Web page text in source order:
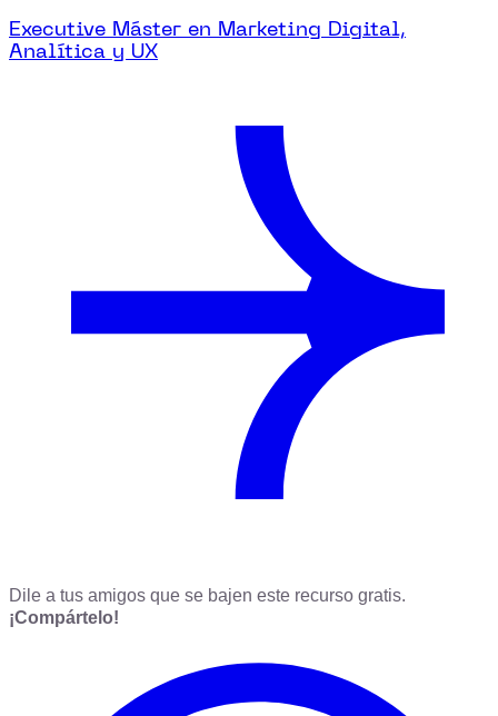
Executive Máster en Marketing Digital,
Analítica y UX
Dile a tus amigos que se bajen este recurso gratis.
¡Compártelo!